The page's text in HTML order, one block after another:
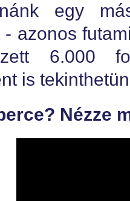
egy
azonos
6.000
is
Nézze